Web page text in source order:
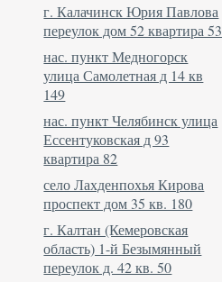
г. Калачинск Юрия Павлова
переулок дом 52 квартира 53
нас. пункт Медногорск
улица Самолетная д 14 кв
149
нас. пункт Челябинск улица
Ессентуковская д 93
квартира 82
село Лахденпохья Кирова
проспект дом 35 кв. 180
г. Калтан (Кемеровская
область) 1-й Безымянный
переулок д. 42 кв. 50